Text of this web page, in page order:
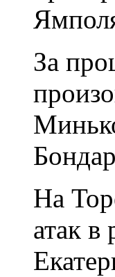
За
На
атак